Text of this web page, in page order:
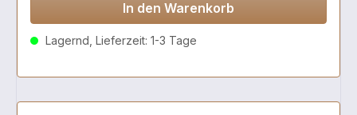
In den Warenkorb
Lagernd, Lieferzeit: 1-3 Tage